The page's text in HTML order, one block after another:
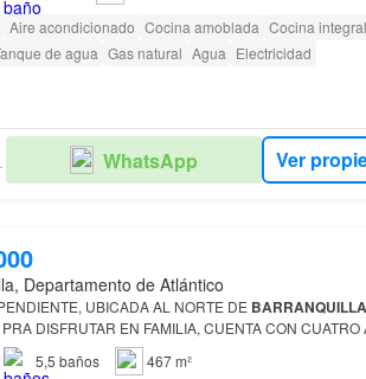
Aire acondicionado Cocina amoblada Cocina integral
de agua Gas natural Agua Electricidad
WhatsApp Ver
Departamento de Atlántico
INDEPENDIENTE, UBICADA AL NORTE DE BARRANQUILLA
DISFRUTAR EN FAMILIA, CUENTA CON CUATRO
HOLL DE ALCOBAS ESTUDIO SALA Y COMEDOR
CON VIST…
5,5 baños
467 m²